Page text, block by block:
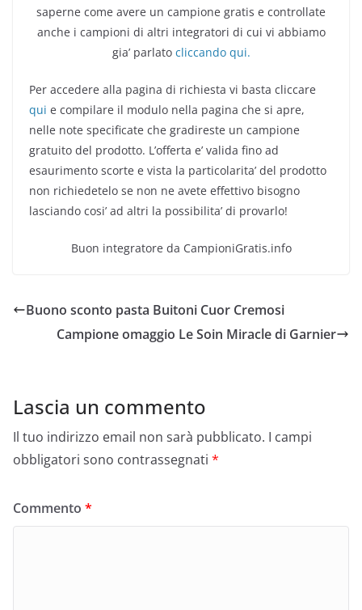
saperne come avere un campione gratis e controllate
anche i campioni di altri integratori di cui vi abbiamo
gia’ parlato cliccando qui.
Per accedere alla pagina di richiesta vi basta cliccare
qui e compilare il modulo nella pagina che si apre,
nelle note specificate che gradireste un campione
gratuito del prodotto. L’offerta e’ valida fino ad
esaurimento scorte e vista la particolarita’ del prodotto
non richiedetelo se non ne avete effettivo bisogno
lasciando cosi’ ad altri la possibilita’ di provarlo!
Buon integratore da CampioniGratis.info
Buono sconto pasta Buitoni Cuor Cremosi
Campione omaggio Le Soin Miracle di Garnier
Lascia un commento
Il tuo indirizzo email non sarà pubblicato. I campi
obbligatori sono contrassegnati *
Commento *